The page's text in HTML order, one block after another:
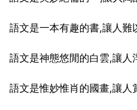
語文是一本有趣的書,讓人難
語文是神態悠閒的白雲,讓人
語文是惟妙惟肖的國畫,讓人